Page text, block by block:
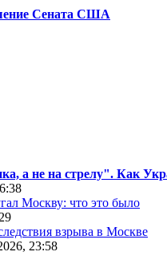
Сената США
а не на стрелу". Как
Москву: что это было
взрыва в Москве
23:58